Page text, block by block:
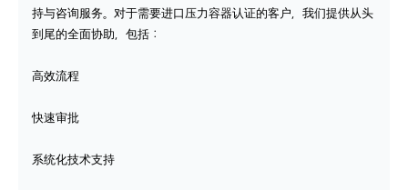
持与咨询服务。对于需要进口压力容器认证的客户，我们提供从头
到尾的全面协助，包括：
高效流程
快速审批
系统化技术支持